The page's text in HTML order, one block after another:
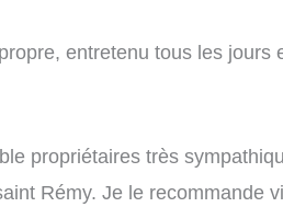
entretenu tous les jours
propriétaires très
Rémy. Je le recommande